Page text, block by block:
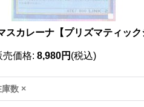
スカレーナ【プリズマティッ
売価格: 8,980円 (税込)
庫数 ×